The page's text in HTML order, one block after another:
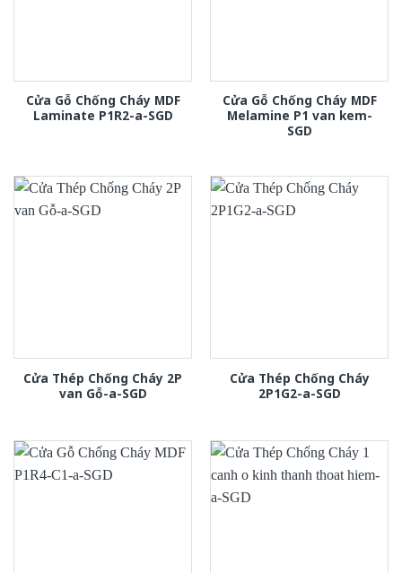
Cửa Gỗ Chống Cháy MDF
Laminate P1R2-a-SGD
Cửa Gỗ Chống Cháy MDF
Melamine P1 van kem-
SGD
Cửa Thép Chống Cháy 2P
van Gỗ-a-SGD
Cửa Thép Chống Cháy
2P1G2-a-SGD